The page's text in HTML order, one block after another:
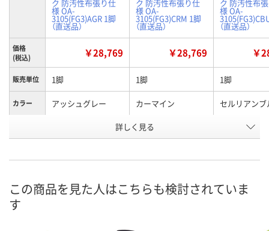
ク 防汚性布張り仕
様 OA-
3105(FG3)AGR 1脚
（直送品）
ク 防汚性布張り仕
様 OA-
3105(FG3)CRM 1脚
（直送品）
ク 防汚性布
様 OA-
（直送品）
価格
(税込)
￥28,769 ￥28,769 ￥
販売単位 1脚 1脚 1脚
カラー アッシュグレー カーマイン セルリアンブ
WHW3084 WHW3083
8月26日（水）まで
詳しく見る
この商品を見た人はこちらも検討されていま
す